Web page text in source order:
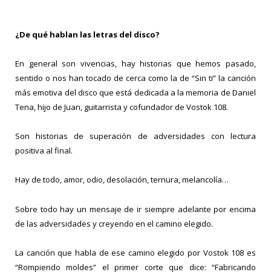
¿De qué hablan las letras del disco?
En general son vivencias, hay historias que hemos pasado,
sentido o nos han tocado de cerca como la de “Sin ti” la canción
más emotiva del disco que está dedicada a la memoria de Daniel
Tena, hijo de Juan, guitarrista y cofundador de Vostok 108.
Son historias de superación de adversidades con lectura
positiva al final.
Hay de todo, amor, odio, desolación, ternura, melancolía…
Sobre todo hay un mensaje de ir siempre adelante por encima
de las adversidades y creyendo en el camino elegido.
La canción que habla de ese camino elegido por Vostok 108 es
“Rompiendo moldes” el primer corte que dice: “Fabricando